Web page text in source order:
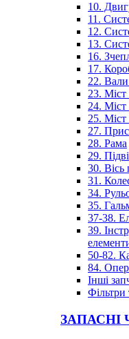
10.
11.
12.
13.
16.
17.
22. Вали
23. Міст
24. Міст
25.
27.
28. Рама
29.
30. Вісь
31.
34.
35.
37-38.
39.
50-82.
84.
Інші
Фільтри
ЗАПАСНІ